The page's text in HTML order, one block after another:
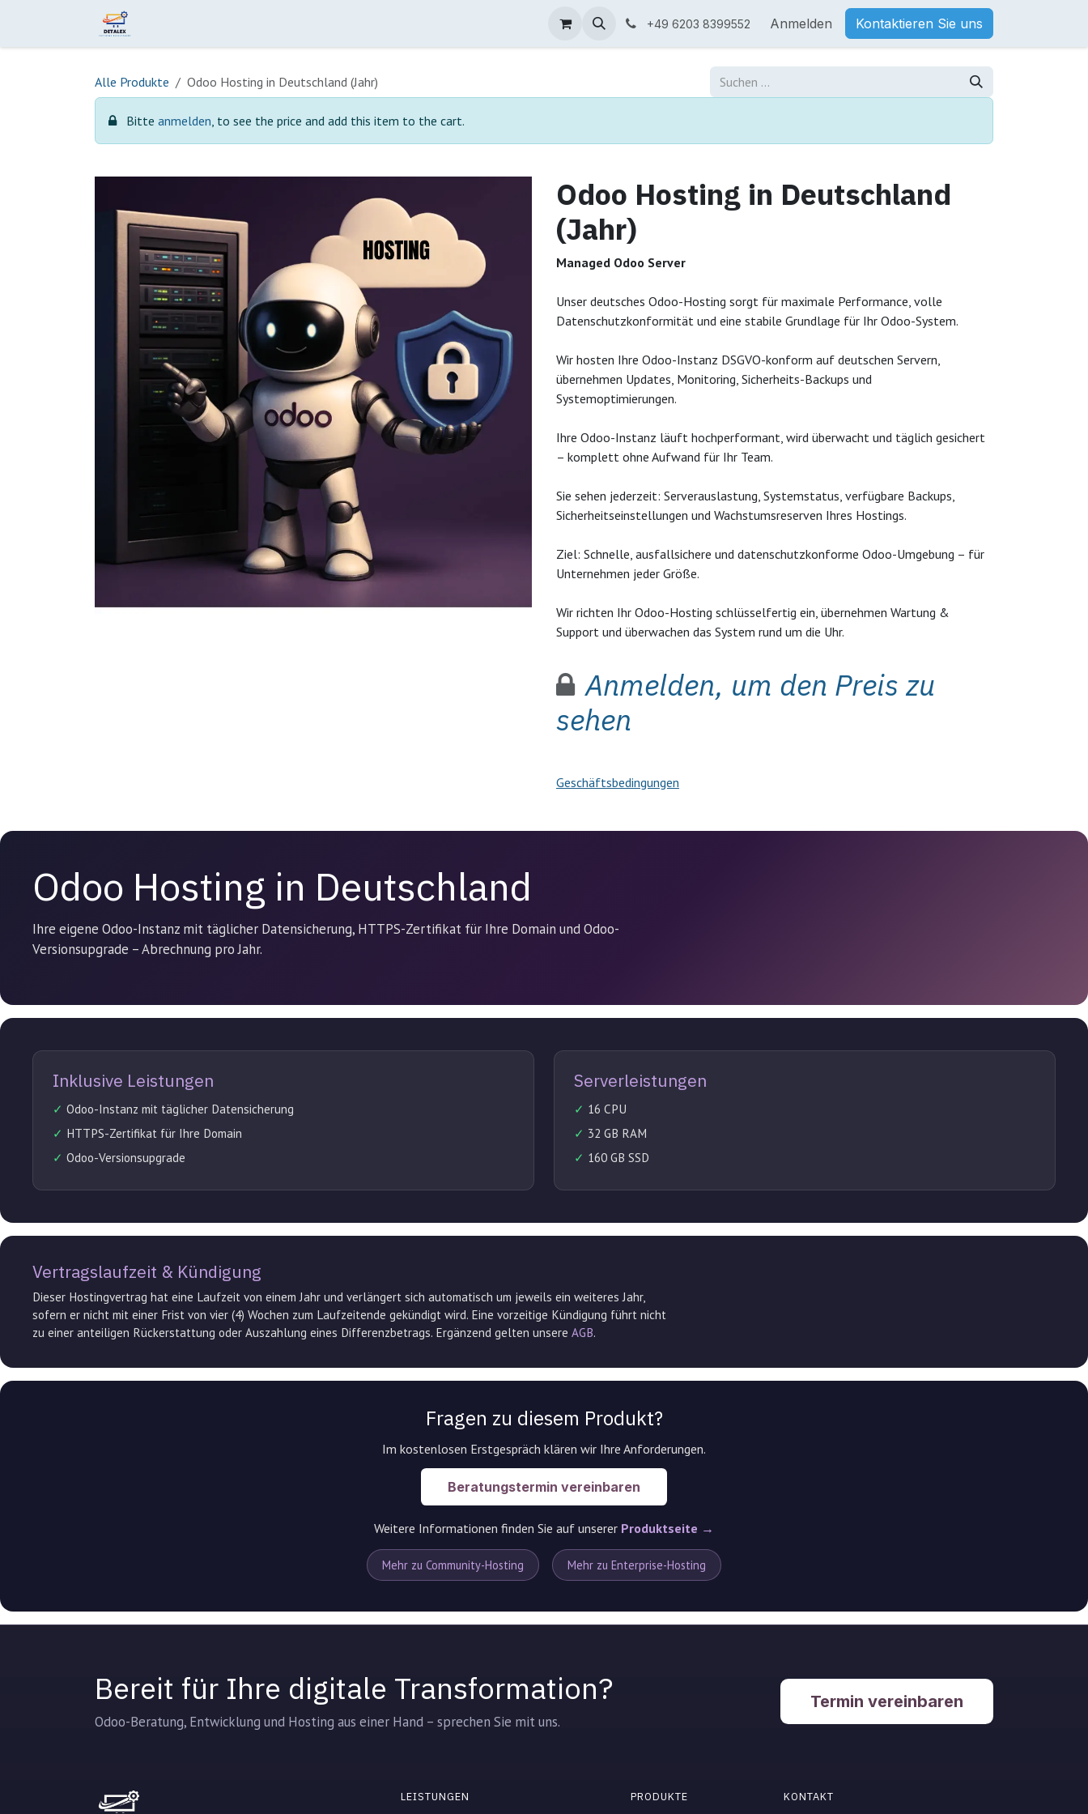
Zum Inhalt springen
Über uns +49 6203 8399552 Anmelden Kontaktieren Sie uns
Alle Produkte Odoo Hosting in Deutschland (Jahr)
Bitte anmelden, to see the price and add this item to the cart.
Odoo Hosting in Deutschland
(Jahr)
Managed Odoo Server
Unser deutsches Odoo-Hosting sorgt für maximale Performance, volle
Datenschutzkonformität und eine stabile Grundlage für Ihr Odoo-System.
Wir hosten Ihre Odoo-Instanz DSGVO-konform auf deutschen Servern,
übernehmen Updates, Monitoring, Sicherheits-Backups und
Systemoptimierungen.
Ihre Odoo-Instanz läuft hochperformant, wird überwacht und täglich gesichert
– komplett ohne Aufwand für Ihr Team.
Sie sehen jederzeit: Serverauslastung, Systemstatus, verfügbare Backups,
Sicherheitseinstellungen und Wachstumsreserven Ihres Hostings.
Ziel: Schnelle, ausfallsichere und datenschutzkonforme Odoo-Umgebung – für
Unternehmen jeder Größe.
Wir richten Ihr Odoo-Hosting schlüsselfertig ein, übernehmen Wartung &
Support und überwachen das System rund um die Uhr.
Anmelden, um den Preis zu
sehen
Geschäftsbedingungen
Odoo Hosting in Deutschland
Ihre eigene Odoo-Instanz mit täglicher Datensicherung, HTTPS-Zertifikat für Ihre Domain und Odoo-
Versionsupgrade – Abrechnung pro Jahr.
Inklusive Leistungen
✓ Odoo-Instanz mit täglicher Datensicherung
✓ HTTPS-Zertifikat für Ihre Domain
✓ Odoo-Versionsupgrade
Serverleistungen
✓ 16 CPU
✓ 32 GB RAM
✓ 160 GB SSD
Vertragslaufzeit & Kündigung
Dieser Hostingvertrag hat eine Laufzeit von einem Jahr und verlängert sich automatisch um jeweils ein weiteres Jahr,
sofern er nicht mit einer Frist von vier (4) Wochen zum Laufzeitende gekündigt wird. Eine vorzeitige Kündigung führt nicht
zu einer anteiligen Rückerstattung oder Auszahlung eines Differenzbetrags. Ergänzend gelten unsere AGB.
Fragen zu diesem Produkt?
Im kostenlosen Erstgespräch klären wir Ihre Anforderungen.
Beratungstermin vereinbaren
Weitere Informationen finden Sie auf unserer Produktseite →
Mehr zu Community-Hosting Mehr zu Enterprise-Hosting
Bereit für Ihre digitale Transformation?
Odoo-Beratung, Entwicklung und Hosting aus einer Hand – sprechen Sie mit uns.
Termin vereinbaren
LEISTUNGEN PRODUKTE KONTAKT